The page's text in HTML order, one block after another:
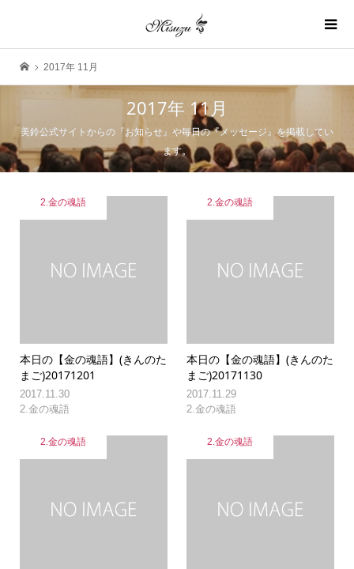
2017年 11月
2017年 11月
美鈴公式サイトからの『お知らせ』や毎日の『メッセージ』を掲載してい
ます。
2.金の魂語
本日の【金の魂語】(きんのた
まご)20171201
2017.11.30
2.金の魂語
2.金の魂語
本日の【金の魂語】(きんのた
まご)20171130
2017.11.29
2.金の魂語
2.金の魂語 2.金の魂語